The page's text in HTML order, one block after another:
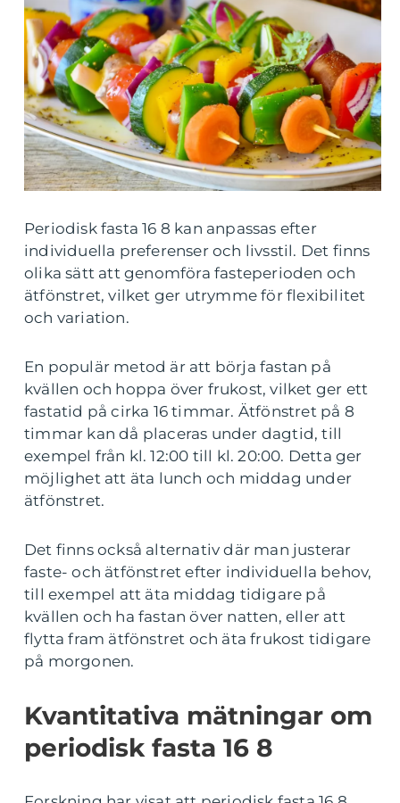
Periodisk fasta 16 8 kan anpassas efter
individuella preferenser och livsstil. Det finns
olika sätt att genomföra fasteperioden och
ätfönstret, vilket ger utrymme för flexibilitet
och variation.
En populär metod är att börja fastan på
kvällen och hoppa över frukost, vilket ger ett
fastatid på cirka 16 timmar. Ätfönstret på 8
timmar kan då placeras under dagtid, till
exempel från kl. 12:00 till kl. 20:00. Detta ger
möjlighet att äta lunch och middag under
ätfönstret.
Det finns också alternativ där man justerar
faste- och ätfönstret efter individuella behov,
till exempel att äta middag tidigare på
kvällen och ha fastan över natten, eller att
flytta fram ätfönstret och äta frukost tidigare
på morgonen.
Kvantitativa mätningar om
periodisk fasta 16 8